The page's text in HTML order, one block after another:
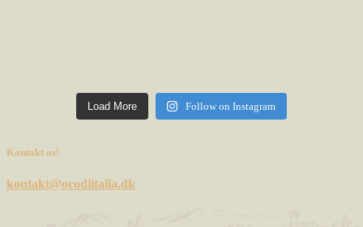
Load More Follow on Instagram
Kontakt os!
kontakt@orodiitalia.dk